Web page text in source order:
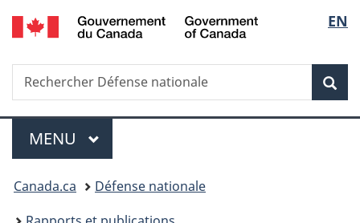
Passer
au
principal
Passer
à
Au
du
Passer
au
de
section
Passer
à
version
simplifiée
de
la
EN
Recherche
Rechercher
Défense
Menu
MENU PRINCIPAL
Vous
êtes
Canada.ca
Défense nationale